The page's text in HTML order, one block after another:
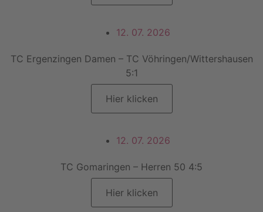
12. 07. 2026
TC Ergenzingen Damen – TC Vöhringen/Wittershausen
5:1
Hier klicken
12. 07. 2026
TC Gomaringen – Herren 50 4:5
Hier klicken